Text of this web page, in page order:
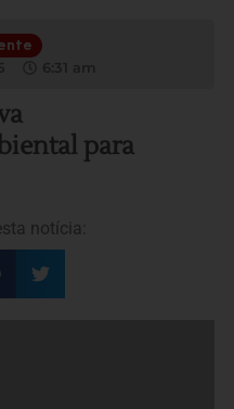
para
notícia: